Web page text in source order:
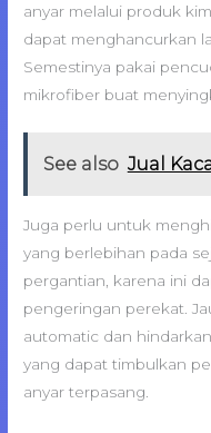
anyar melalui produk
dapat menghancurkan
Semestinya pakai
mikrofiber buat
See also Jual
Juga perlu untuk
yang berlebihan pada
pergantian, karena ini
pengeringan perekat.
automatic dan
yang dapat timbulkan
anyar terpasang.